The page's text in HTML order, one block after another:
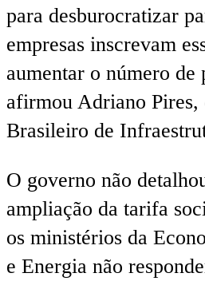
para desburocratizar
empresas inscrevam
aumentar o número de
afirmou Adriano
Brasileiro de
O governo não
ampliação da tarifa
os ministérios da
e Energia não